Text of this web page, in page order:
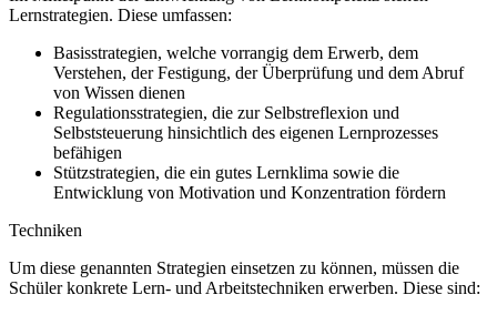
Lernstrategien. Diese umfassen:
Basisstrategien, welche vorrangig dem Erwerb, dem
Verstehen, der Festigung, der Überprüfung und dem Abruf
von Wissen dienen
Regulationsstrategien, die zur Selbstreflexion und
Selbststeuerung hinsichtlich des eigenen Lernprozesses
befähigen
Stützstrategien, die ein gutes Lernklima sowie die
Entwicklung von Motivation und Konzentration fördern
Techniken
Um diese genannten Strategien einsetzen zu können, müssen die
Schüler konkrete Lern- und Arbeitstechniken erwerben. Diese sind: